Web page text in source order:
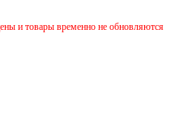
и товары временно не обновляются